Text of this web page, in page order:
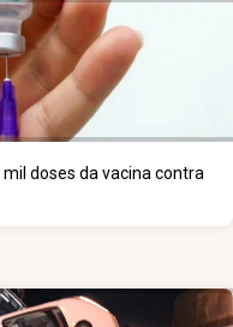
doses da vacina contra